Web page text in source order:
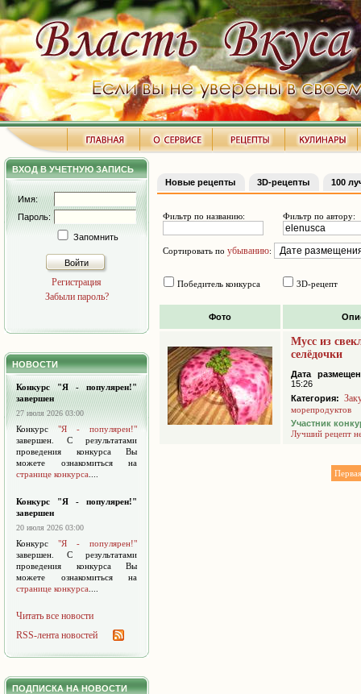
ВХОД В УЧЕТНУЮ ЗАПИСЬ
Имя:
Пароль:
Запомнить
Войти
Регистрация
Забыли пароль?
НОВОСТИ
Конкурс "Я - популярен!"
завершен
27 июля 2026 03:00
Конкурс "Я - популярен!"
завершен. С результатами
проведения конкурса Вы
можете ознакомиться на
странице конкурса
Конкурс "Я - популярен!"
завершен
20 июля 2026 03:00
Конкурс "Я - популярен!"
завершен. С результатами
проведения конкурса Вы
можете ознакомиться на
странице конкурса
Читать все новости
RSS-лента новостей
ПОДПИСКА НА НОВОСТИ
Новые рецепты 3D-рецепты 100
Фильтр по названию: Фильтр по автору:
Сортировать по убыванию:
Победитель конкурса 3D-рецепт
Фото
Мусс из
селёдочки
Дата
15:26
Категория:
морепродуктов
Участник
Лучший рецепт
Первая